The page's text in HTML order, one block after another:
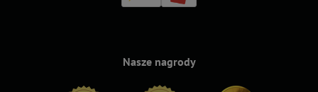
Nasze nagrody